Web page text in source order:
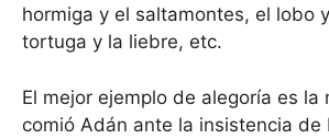
hormiga y el saltamontes, el lobo
tortuga y la liebre, etc.
El mejor ejemplo de alegoría es la
comió Adán ante la insistencia de